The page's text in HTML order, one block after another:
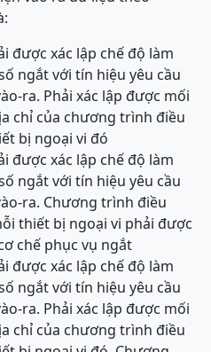
được xác lập chế độ làm
ngắt với tín hiệu yêu cầu
ra. Phải xác lập được mối
chỉ của chương trình điều
bị ngoại vi đó
được xác lập chế độ làm
ngắt với tín hiệu yêu cầu
ra. Chương trình điều
thiết bị ngoại vi phải được
chế phục vụ ngắt
được xác lập chế độ làm
ngắt với tín hiệu yêu cầu
ra. Phải xác lập được mối
chỉ của chương trình điều